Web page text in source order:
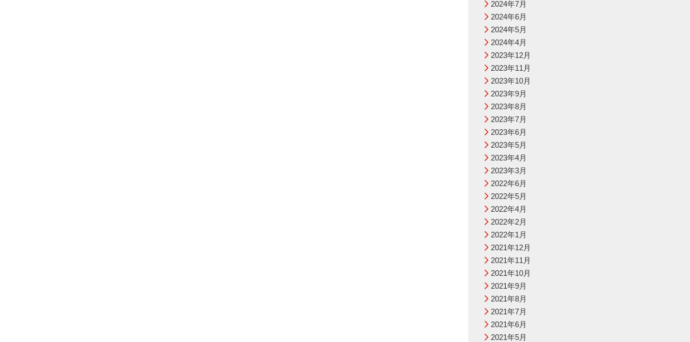
2024年7月
2024年6月
2024年5月
2024年4月
2023年12月
2023年11月
2023年10月
2023年9月
2023年8月
2023年7月
2023年6月
2023年5月
2023年4月
2023年3月
2022年6月
2022年5月
2022年4月
2022年2月
2022年1月
2021年12月
2021年11月
2021年10月
2021年9月
2021年8月
2021年7月
2021年6月
2021年5月